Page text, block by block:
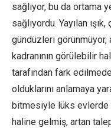
sağlıyor, bu da ortama
sağlıyordu. Yayılan
gündüzleri görünmüyor,
kadranının görülebilir
tarafından fark
olduklarını anlamaya
bitmesiyle lüks evlerde
haline gelmiş, artan